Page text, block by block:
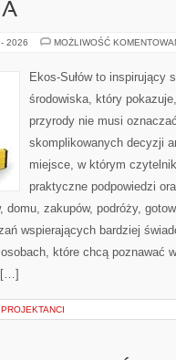
2026 MOŻLIWOŚĆ
Ekos-Sułów to inspirujący
środowiska, który
przyrody nie musi
skomplikowanych decyzji
miejsce, w którym
praktyczne podpowiedzi
zakupów, podróży,
wspierających bardziej
które chcą poznawać
[…]